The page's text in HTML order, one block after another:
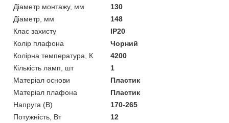
Діаметр монтажу, мм
130
Діаметр, мм
148
Клас захисту
IP20
Колір плафона
Чорний
Колірна температура, К
4200
Кількість ламп, шт
1
Матеріал основи
Пластик
Матеріал плафона
Пластик
Напруга (В)
170-265
Потужність, Вт
12